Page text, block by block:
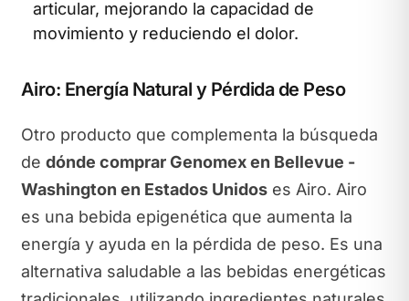
articular, mejorando la capacidad de
movimiento y reduciendo el dolor.
Airo: Energía Natural y Pérdida de Peso
Otro producto que complementa la búsqueda
de dónde comprar Genomex en Bellevue -
Washington en Estados Unidoses Airo. Airo
es una bebida epigenética que aumenta la
energía y ayuda en la pérdida de peso. Es una
alternativa saludable a las bebidas energéticas